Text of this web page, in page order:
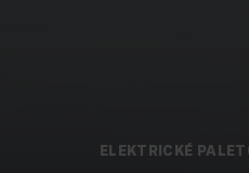
ELEKTRICKÉ